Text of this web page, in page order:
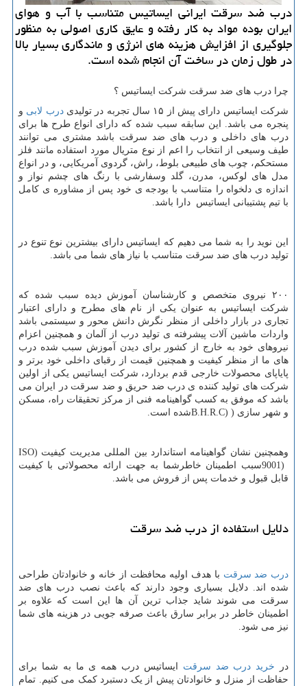
درب ضد سرقت ایرانی ایساتیس متناسب با آب و هوای
ایران بوده مواد به كار رفته و عایق كاری اصولی به منظور
جلوگیری از افزایش هزینه های انرژی و ماندگاری بسیار بالا
در طول زمان در ساخت آن انجام شده است.
چرا درب های ضد سرقت شرکت ایساتیس ؟
شرکت ایساتیس دارای پیش از ۱۵ سال تجربه در تولیدی
درب لابی و
پنجره می باشد. این سابقه سبب شده که دارای انواع طرح ها برای
درب های داخلی و درب های ضد سرقت باشد مشتری می توانند
طیف وسیعی از انتخاب را اعم از نوع متریال مورد استفاده مانند فلز
مستحکم، چوب های طبیعی بلوط، راش، گردوی آمریکایی، و در انواع
مدل های لوکس، مدرن، گلد وسفارشی با رنگ های چشم نواز و
اندازه ی دلخواه را متناسب با بودجه ی خود پس از مشاوره ی کامل
با تیم پشتیبانی ایساتیس دارا باشد.
این نوید را به شما می دهیم که ایساتیس دارای بیشترین نوع تنوع در
تولید درب های ضد سرقت متناسب با نیاز های شما می باشد.
۲۰۰ نیروی متخصص و کارشناسان آموزش دیده سبب شده که
شرکت ایساتیس به عنوان یکی از نام های مطرح و دارای اعتبار
تجاری در بازار داخلی از منظر نگرش دانش محور و سیستمی باشد
واردات ماشین آلات پیشرفته ی تولید درب از آلمان و همچنین اعزام
نیروهای خود به خارج از کشور برای دیدن آموزش سبب شده درب
های ما از منظر کیفیت و همچنین قیمت از رقبای داخلی خود برتر و
پایاپای محصولات خارجی قدم بردارد، شرکت ایساتیس یکی از اولین
شرکت های تولید کننده ی درب ضد حریق و ضد سرقت در ایران می
باشد که موفق به کسب گواهینامه فنی از مرکز تحقیقات راه، مسکن
و شهر سازی ( B.H.R.C)شده است.
وهمچنین نشان گواهینامه استاندارد بین المللی مدیریت کیفیت (ISO
9001)سبب اطمینان خاطرشما به جهت ارائه محصولاتی با کیفیت
قابل قبول و خدمات پس از فروش می باشد.
دلایل استفاده از درب ضد سرقت
درب ضد سرقت با هدف اولیه محافظت از خانه و خانوادتان طراحی
شده اند. دلایل بسیاری وجود دارند که باعث نصب درب های ضد
سرقت می شوند شاید جذاب ترین آن ها این است که علاوه بر
اطمینان خاطر در برابر سارق باعث صرفه جویی در هزینه های شما
نیز می شود.
در خرید درب ضد سرقت ایساتیس درب همه ی ما به شما برای
حفاظت از منزل و خانوادتان پیش از یک دستبرد کمک می کنیم. تمام